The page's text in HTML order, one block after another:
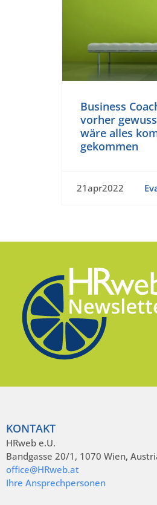
Business
vorher
wäre alles
gekommen
21apr2022
KONTAKT
HRweb e.U.
Bandgasse 20/1, 1070 Wien,
office@HRweb.at
Ihre Ansprechpersonen